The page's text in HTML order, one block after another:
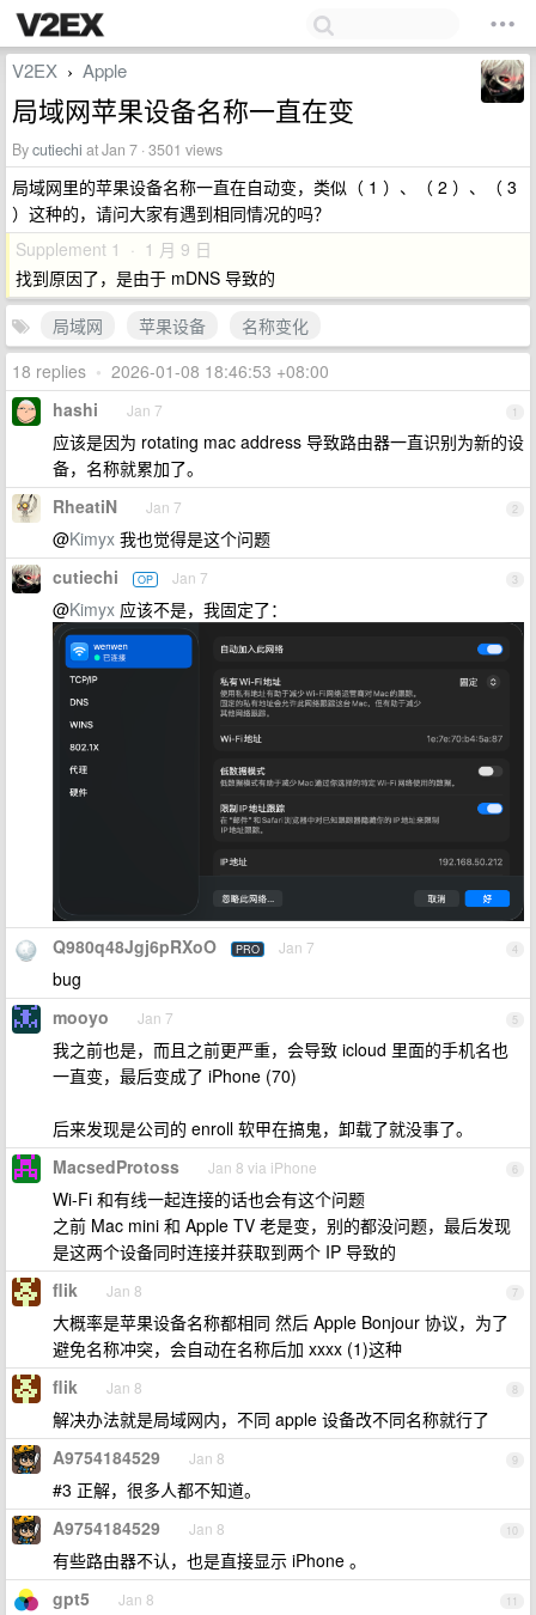
V2EX › Apple
局域网苹果设备名称一直在变
Bycutiechi at Jan 7 · 3501 views
局域网里的苹果设备名称一直在自动变，类似（ 1 ）、（ 2 ）、（ 3
）这种的，请问大家有遇到相同情况的吗？
Supplement 1 · 1 月 9 日
找到原因了，是由于 mDNS 导致的
局域网
苹果设备
名称变化
18 replies • 2026-01-08 18:46:53 +08:00
1
hashi Jan 7
应该是因为 rotating mac address 导致路由器一直识别为新的设
备，名称就累加了。
2
RheatiN Jan 7
@Kimyx 我也觉得是这个问题
3
cutiechi OP Jan 7
@Kimyx 应该不是，我固定了：
4
Q980q48Jgj6pRXoO PRO Jan 7
bug
5
mooyo Jan 7
我之前也是，而且之前更严重，会导致 icloud 里面的手机名也
一直变，最后变成了 iPhone (70)
后来发现是公司的 enroll 软甲在搞鬼，卸载了就没事了。
6
MacsedProtoss Jan 8 via iPhone
Wi-Fi 和有线一起连接的话也会有这个问题
之前 Mac mini 和 Apple TV 老是变，别的都没问题，最后发现
是这两个设备同时连接并获取到两个 IP 导致的
7
flik Jan 8
大概率是苹果设备名称都相同 然后 Apple Bonjour 协议，为了
避免名称冲突，会自动在名称后加 xxxx (1)这种
8
flik Jan 8
解决办法就是局域网内，不同 apple 设备改不同名称就行了
9
A9754184529 Jan 8
#3 正解，很多人都不知道。
10
A9754184529 Jan 8
有些路由器不认，也是直接显示 iPhone 。
11
gpt5 Jan 8